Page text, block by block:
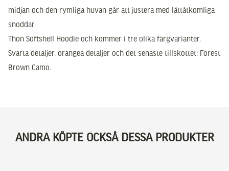
midjan och den rymliga huvan går att justera med lättåtkomliga
snoddar.
Thon Softshell Hoodie och kommer i tre olika färgvarianter.
Svarta detaljer, orangea detaljer och det senaste tillskottet: Forest
Brown Camo.
ANDRA KÖPTE OCKSÅ DESSA PRODUKTER